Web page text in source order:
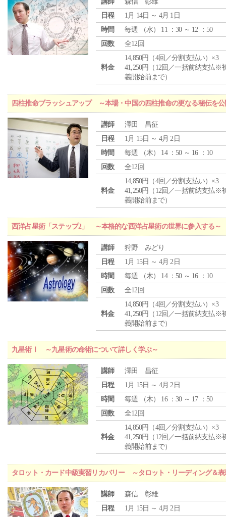
日程
1月 14日 ～ 4月 1日
時間
毎週 （水） 11 ：30 ～ 12 ：50
回数
全12回
料金
14,850円（4回／分割支払い）×3
41,250円（12回／一括前納支払※
義開始前まで）
四柱推命ブラッシュアップ ～本場・中国の四柱推命の更なる秘伝を
講師
澤田 昌征
日程
1月 15日 ～ 4月 2日
時間
毎週 （木） 14 ：50 ～ 16 ：10
回数
全12回
料金
14,850円（4回／分割支払い）×3
41,250円（12回／一括前納支払※
義開始前まで）
西洋占星術「ステップ2」 ～本格的な西洋占星術の世界に参入する～
講師
狩野 みどり
日程
1月 15日 ～ 4月 2日
時間
毎週 （木） 14 ：50 ～ 16 ：10
回数
全12回
料金
14,850円（4回／分割支払い）×3
41,250円（12回／一括前納支払※
義開始前まで）
九星術Ⅰ ～九星術の命術について詳しく学ぶ～
講師
澤田 昌征
日程
1月 15日 ～ 4月 2日
時間
毎週 （木） 16 ：30 ～ 17 ：50
回数
全12回
料金
14,850円（4回／分割支払い）×3
41,250円（12回／一括前納支払※
義開始前まで）
タロット・カード中級実習リカバリー ～タロット・リーディング＆
講師
森信 彰雄
日程
1月 15日 ～ 4月 2日